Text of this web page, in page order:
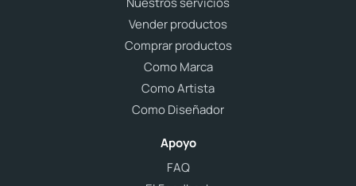
Vender productos
Comprar productos
Como Marca
Como Artista
Como Diseñador
Apoyo
FAQ